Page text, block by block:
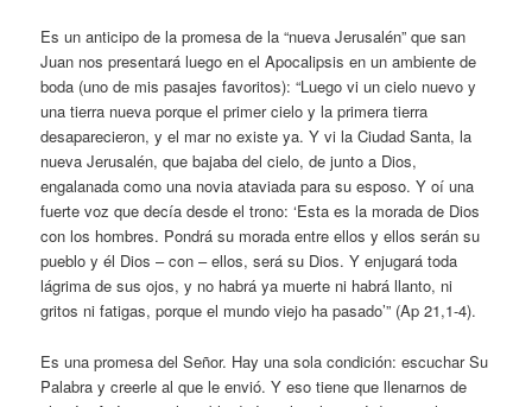
Es un anticipo de la promesa de la “nueva Jerusalén” que san
Juan nos presentará luego en el Apocalipsis en un ambiente de
boda (uno de mis pasajes favoritos): “Luego vi un cielo nuevo y
una tierra nueva porque el primer cielo y la primera tierra
desaparecieron, y el mar no existe ya. Y vi la Ciudad Santa, la
nueva Jerusalén, que bajaba del cielo, de junto a Dios,
engalanada como una novia ataviada para su esposo. Y oí una
fuerte voz que decía desde el trono: ‘Esta es la morada de Dios
con los hombres. Pondrá su morada entre ellos y ellos serán su
pueblo y él Dios – con – ellos, será su Dios. Y enjugará toda
lágrima de sus ojos, y no habrá ya muerte ni habrá llanto, ni
gritos ni fatigas, porque el mundo viejo ha pasado’” (Ap 21,1-4).
Es una promesa del Señor. Hay una sola condición: escuchar Su
Palabra y creerle al que le envió. Y eso tiene que llenarnos de